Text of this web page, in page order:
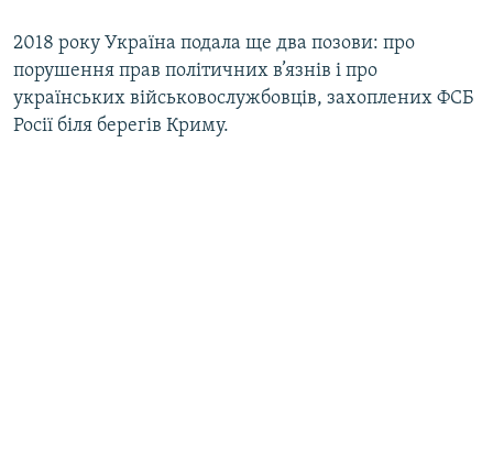
2018 року Україна подала ще два позови: про
порушення прав політичних в’язнів і про
українських військовослужбовців, захоплених ФСБ
Росії біля берегів Криму.